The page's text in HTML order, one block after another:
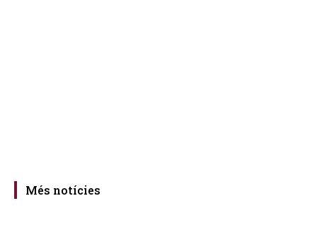
Més notícies